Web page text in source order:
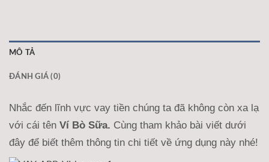
MÔ TẢ
ĐÁNH GIÁ (0)
Nhắc đến lĩnh vực vay tiền chúng ta đã không còn xa lạ
với cái tên Ví Bò Sữa. Cùng tham khảo bài viết dưới
đây để biết thêm thông tin chi tiết về ứng dụng này nhé!